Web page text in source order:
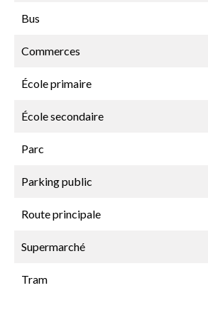
Bus
Commerces
École primaire
École secondaire
Parc
Parking public
Route principale
Supermarché
Tram